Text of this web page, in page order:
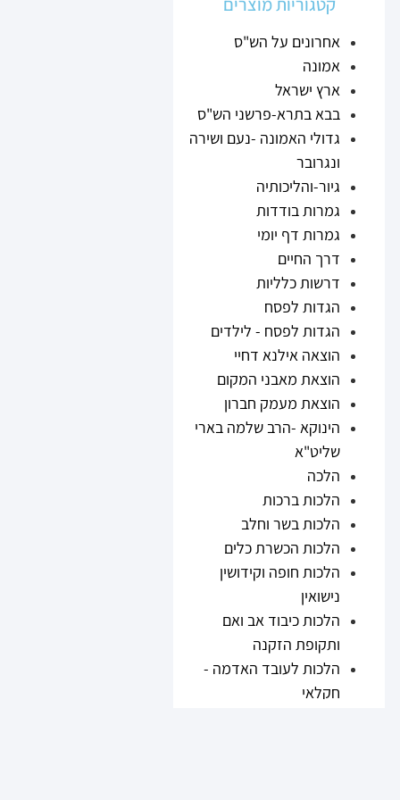
אחרונים על הש"ס
אמונה
ארץ ישראל
בבא בתרא-פרשני הש"ס
גדולי האמונה -נעם ושירה
ונגרובר
גיור-והליכותיה
גמרות בודדות
גמרות דף יומי
דרך החיים
דרשות כלליות
הגדות לפסח
הגדות לפסח - לילדים
הוצאה אילנא דחיי
הוצאת מאבני המקום
הוצאת מעמק חברון
הינוקא -הרב שלמה בארי
שליט"א
הלכה
הלכות ברכות
הלכות בשר וחלב
הלכות הכשרת כלים
הלכות חופה וקידושין
נישואין
הלכות כיבוד אב ואם
ותקופת הזקנה
הלכות לעובד האדמה -
חקלאי